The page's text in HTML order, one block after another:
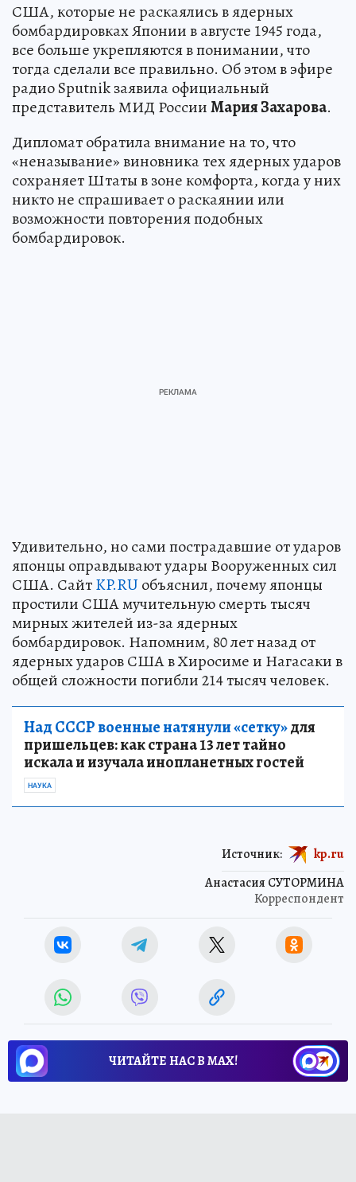
США, которые не раскаялись в ядерных
бомбардировках Японии в августе 1945 года,
все больше укрепляются в понимании, что
тогда сделали все правильно. Об этом в эфире
радио Sputnik заявила официальный
представитель МИД РоссииМария Захарова.
Дипломат обратила внимание на то, что
«неназывание» виновника тех ядерных ударов
сохраняет Штаты в зоне комфорта, когда у них
никто не спрашивает о раскаянии или
возможности повторения подобных
бомбардировок.
Удивительно, но сами пострадавшие от ударов
японцы оправдывают удары Вооруженных сил
США. СайтKP.RU объяснил, почему японцы
простили США мучительную смерть тысяч
мирных жителей из-за ядерных
бомбардировок. Напомним, 80 лет назад от
ядерных ударов США в Хиросиме и Нагасаки в
общей сложности погибли 214 тысяч человек.
Над СССР военные натянули «сетку»для
пришельцев: как страна 13 лет тайно
искала и изучала инопланетных гостей
НАУКА
Анастасия СУТОРМИНА
Корреспондент
Источник: kp.ru
ЧИТАЙТЕ НАС В МАХ!